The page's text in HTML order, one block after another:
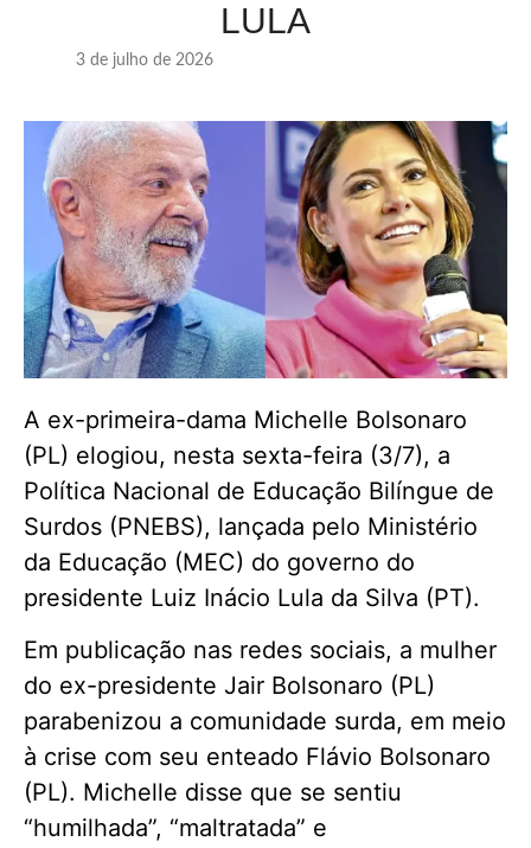
LULA
3 de julho de 2026
A ex-primeira-dama Michelle Bolsonaro
(PL) elogiou, nesta sexta-feira (3/7), a
Política Nacional de Educação Bilíngue de
Surdos (PNEBS), lançada pelo Ministério
da Educação (MEC) do governo do
presidente Luiz Inácio Lula da Silva (PT).
Em publicação nas redes sociais, a mulher
do ex-presidente Jair Bolsonaro (PL)
parabenizou a comunidade surda, em meio
à crise com seu enteado Flávio Bolsonaro
(PL). Michelle disse que se sentiu
“humilhada”, “maltratada” e